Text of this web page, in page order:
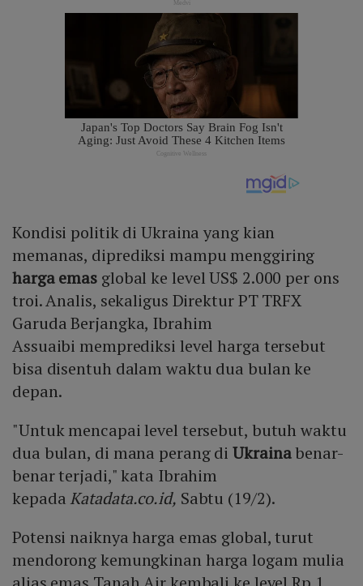
Kondisi politik di Ukraina yang kian
memanas, diprediksi mampu menggiring
harga emas global ke level US$ 2.000 per ons
troi. Analis, sekaligus Direktur PT TRFX
Garuda Berjangka, Ibrahim
Assuaibi memprediksi level harga tersebut
bisa disentuh dalam waktu dua bulan ke
depan.
"Untuk mencapai level tersebut, butuh waktu
dua bulan, di mana perang diUkrainabenar-
benar terjadi," kata Ibrahim
kepada Katadata.co.id, Sabtu (19/2).
Potensi naiknya harga emas global, turut
mendorong kemungkinan harga logam mulia